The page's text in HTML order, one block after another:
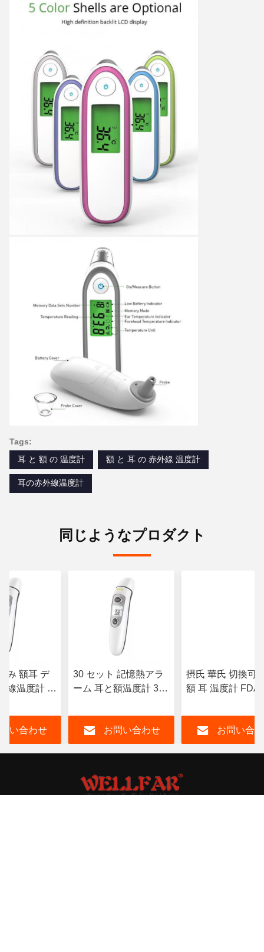
Tags:
耳 と 額 の 温度計
額 と 耳 の 赤外線 温度計
耳の赤外線温度計
同じようなプロダクト
み 額耳 デ
線温度計 自
い合わせ
30 セット 記憶熱アラ
ーム 耳と額温度計 3 -
お問い合わせ
摂氏 華氏 切換可
額 耳 温度計 FDA
お問い合